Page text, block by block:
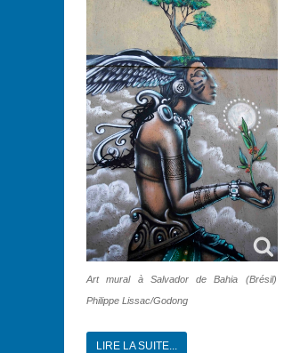
Art mural à Salvador de Bahia (Brésil)
Philippe Lissac/Godong
LIRE LA SUITE...